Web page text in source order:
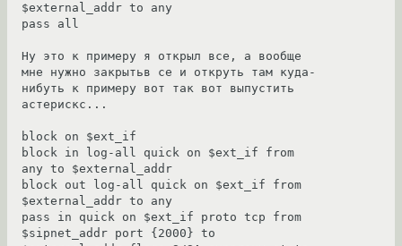
$external_addr to any
pass all
Ну это к примеру я открыл все, а вообще
мне нужно закрытьв се и откруть там куда-
нибуть к примеру вот так вот выпустить
астерискс...
block on $ext_if
block in log-all quick on $ext_if from
any to $external_addr
block out log-all quick on $ext_if from
$external_addr to any
pass in quick on $ext_if proto tcp from
$sipnet_addr port {2000} to